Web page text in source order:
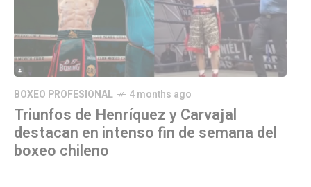
BOXEO PROFESIONAL 4 months ago
Triunfos de Henríquez y Carvajal
destacan en intenso fin de semana del
boxeo chileno